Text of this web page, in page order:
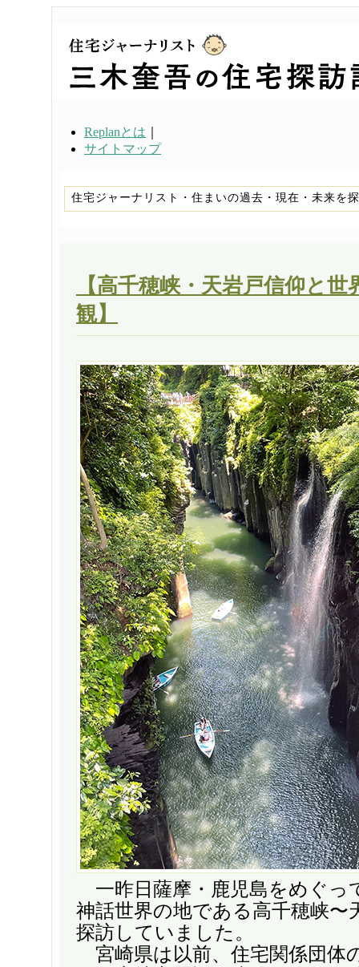
Replanとは
サイトマップ
住宅ジャーナリスト・住まいの過去・現在・未来を
【高千穂峡・天岩戸信仰と
観】
一昨日薩摩・鹿児島をめぐっ
神話世界の地である高千穂峡〜
探訪していました。
宮崎県は以前、住宅関係団体